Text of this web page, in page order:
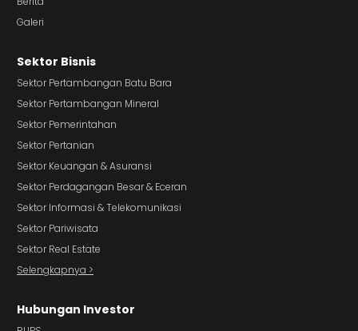
Galeri
Sektor Bisnis
Sektor Pertambangan Batu Bara
Sektor Pertambangan Mineral
Sektor Pemerintahan
Sektor Pertanian
Sektor Keuangan & Asuransi
Sektor Perdagangan Besar & Eceran
Sektor Informasi & Telekomunikasi
Sektor Pariwisata
Sektor Real Estate
Selengkapnya >
Hubungan Investor